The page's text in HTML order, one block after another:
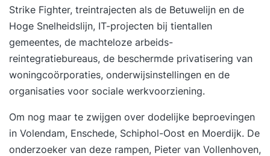
Strike Fighter, treintrajecten als de Betuwelijn en de
Hoge Snelheidslijn, IT-projecten bij tientallen
gemeentes, de machteloze arbeids-
reintegratiebureaus, de beschermde privatisering van
woningcoörporaties, onderwijsinstellingen en de
organisaties voor sociale werkvoorziening.
Om nog maar te zwijgen over dodelijke beproevingen
in Volendam, Enschede, Schiphol-Oost en Moerdijk. De
onderzoeker van deze rampen, Pieter van Vollenhoven,